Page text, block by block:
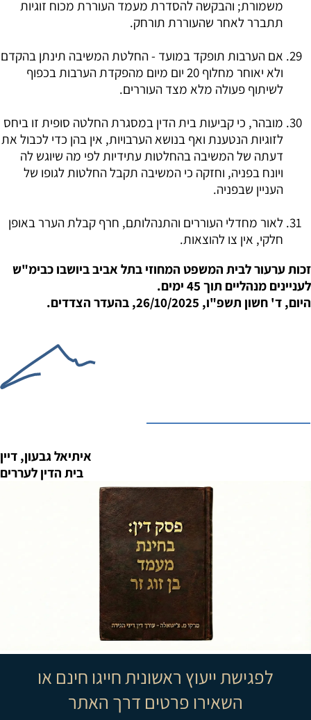
משמורת; והבקשה להסדרת מעמד העוררת מכוח זוגיות
תתברר לאחר שהעוררת תורחק.
אם הערבות תופקד במועד - החלטת המשיבה תינתן בהקדם
ולא יאוחר מחלוף 20 יום מיום מהפקדת הערבות בכפוף
לשיתוף פעולה מלא מצד העוררים.
מובהר, כי קביעות בית הדין במסגרת החלטה סופית זו ביחס
לזוגיות הנטענת ואף בנושא הערבויות, אין בהן כדי לכבול את
דעתה של המשיבה בהחלטות עתידיות לפי מה שיוגש לה
ויונח בפניה, וחזקה כי המשיבה תקבל החלטות לגופו של
העניין שבפניה.
לאור מחדלי העוררים והתנהלותם, חרף קבלת הערר באופן
חלקי, אין צו להוצאות.
זכות ערעור לבית המשפט המחוזי בתל אביב ביושבו כבימ"ש
לעניינים מנהליים תוך 45 ימים.
היום, ד' חשון תשפ"ו, 26/10/2025, בהעדר הצדדים.
איתיאל גבעון, דיין
בית הדין לעררים
לפגישת ייעוץ ראשונית חייגו חינם או
השאירו פרטים דרך האתר